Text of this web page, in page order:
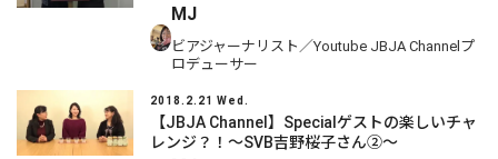
MJ
ビアジャーナリスト／Youtube JBJA Channelプ
ロデューサー
2018.2.21 Wed.
【JBJA Channel】Specialゲストの楽しいチャ
レンジ？！～SVB吉野桜子さん②～